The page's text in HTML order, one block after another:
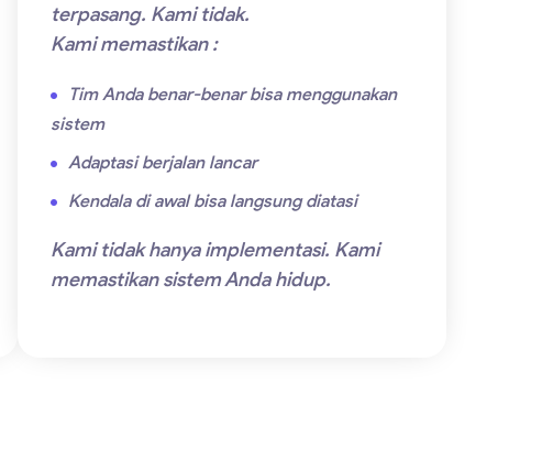
terpasang. Kami tidak.
Kami memastikan :
Tim Anda benar-benar bisa menggunakan
sistem
Adaptasi berjalan lancar
Kendala di awal bisa langsung diatasi
Kami tidak hanya implementasi. Kami
memastikan sistem Anda hidup.